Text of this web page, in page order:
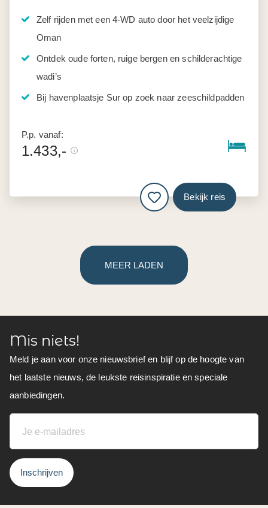
Zelf rijden met een 4-WD auto door het veelzijdige
Oman
Ontdek oude forten, ruige bergen en schilderachtige
wadi’s
Bij havenplaatsje Sur op zoek naar zeeschildpadden
P.p. vanaf:
1.433,-
Bekijk reis
MEER LADEN
Mis niets!
Meld je aan voor onze nieuwsbrief en blijf op de hoogte van
het laatste nieuws, de leukste reisinspiratie en speciale
aanbiedingen.
Inschrijven